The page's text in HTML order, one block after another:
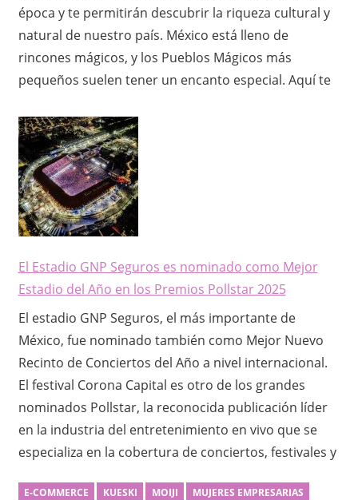
época y te permitirán descubrir la riqueza cultural y
natural de nuestro país. México está lleno de
rincones mágicos, y los Pueblos Mágicos más
pequeños suelen tener un encanto especial. Aquí te
El Estadio GNP Seguros es nominado como Mejor
Estadio del Año en los Premios Pollstar 2025
El estadio GNP Seguros, el más importante de
México, fue nominado también como Mejor Nuevo
Recinto de Conciertos del Año a nivel internacional.
El festival Corona Capital es otro de los grandes
nominados Pollstar, la reconocida publicación líder
en la industria del entretenimiento en vivo que se
especializa en la cobertura de conciertos, festivales y
E-COMMERCE KUESKI MOIJI
MUJERES EMPRESARIAS